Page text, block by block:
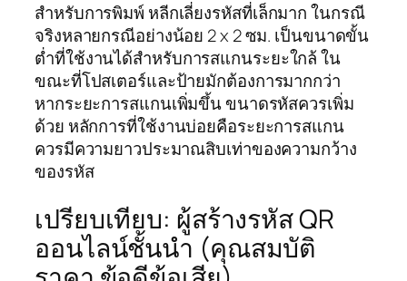
สำหรับการพิมพ์ หลีกเลี่ยงรหัสที่เล็กมาก ในกรณี
จริงหลายกรณีอย่างน้อย 2 x 2 ซม. เป็นขนาดขั้น
ต่ำที่ใช้งานได้สำหรับการสแกนระยะใกล้ ใน
ขณะที่โปสเตอร์และป้ายมักต้องการมากกว่า
หากระยะการสแกนเพิ่มขึ้น ขนาดรหัสควรเพิ่ม
ด้วย หลักการที่ใช้งานบ่อยคือระยะการสแกน
ควรมีความยาวประมาณสิบเท่าของความกว้าง
ของรหัส
เปรียบเทียบ: ผู้สร้างรหัส QR
ออนไลน์ชั้นนำ (คุณสมบัติ